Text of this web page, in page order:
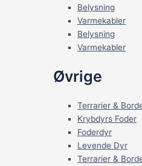
Belysning
Varmekabler
Belysning
Varmekabler
Øvrige
Terrarier &
Krybdyrs Foder
Foderdyr
Levende Dyr
Terrarier &